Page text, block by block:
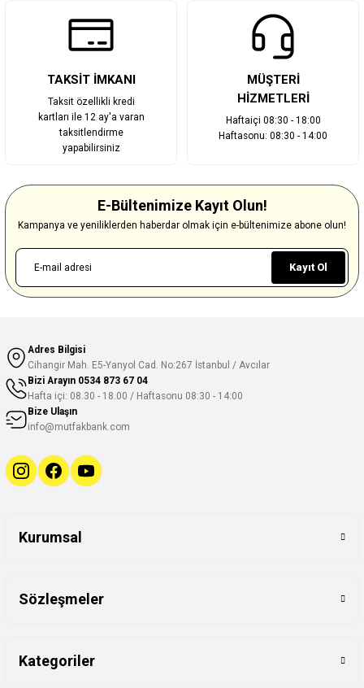
TAKSİT İMKANI
Taksit özellikli kredi
kartları ile 12 ay'a varan
taksitlendirme
yapabilirsiniz
MÜŞTERİ
HİZMETLERİ
Haftaiçi 08:30 - 18:00
Haftasonu: 08:30 - 14:00
E-Bültenimize Kayıt Olun!
Kampanya ve yeniliklerden haberdar olmak için e-bültenimize abone olun!
Kayıt Ol
Adres Bilgisi
Cihangir Mah. E5-Yanyol Cad. No:267 İstanbul / Avcılar
Bizi Arayın 0534 873 67 04
Hafta içi: 08.30 - 18.00 / Haftasonu 08:30 - 14:00
Bize Ulaşın
info@mutfakbank.com
Kurumsal
Sözleşmeler
Kategoriler